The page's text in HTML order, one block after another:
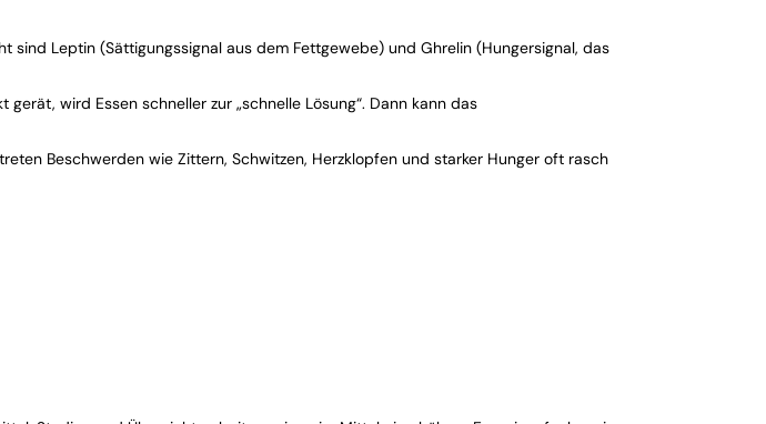
Leptin (Sättigungssignal aus dem Fettgewebe) und Ghrelin (Hungersignal, das
wird Essen schneller zur „schnelle Lösung“. Dann kann das
Beschwerden wie Zittern, Schwitzen, Herzklopfen und starker Hunger oft rasch